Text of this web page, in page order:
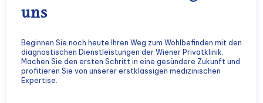
uns
Beginnen Sie noch heute Ihren Weg zum Wohlbefinden mit den
diagnostischen Dienstleistungen der Wiener Privatklinik.
Machen Sie den ersten Schritt in eine gesündere Zukunft und
profitieren Sie von unserer erstklassigen medizinischen
Expertise.